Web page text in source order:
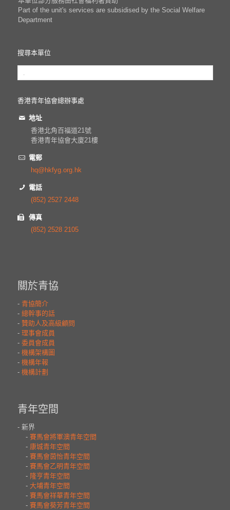
Part of the unit's services are subsidised by the Social Welfare
Department
搜尋本單位
香港青年協會總辦事處
地址
香港北角百福道21號
香港青年協會大廈21樓
電郵
hq@hkfyg.org.hk
電話
(852) 2527 2448
傳真
(852) 2528 2105